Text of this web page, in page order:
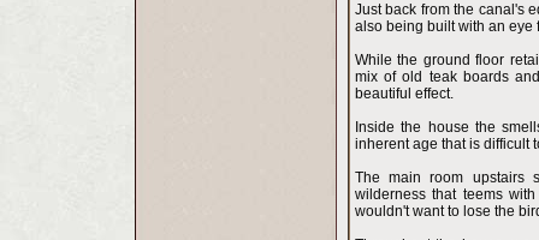
Just back from the canal's
also being built with an eye
While the ground floor
mix of old teak boards
beautiful effect.
Inside the house the
inherent age that is difficult
The main room upstairs
wilderness that teems
wouldn't want to lose the